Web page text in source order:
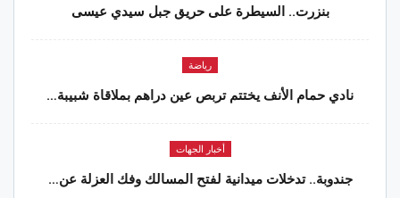
بنزرت.. السيطرة على حريق جبل سيدي عيسى
رياضة
نادي حمام الأنف يختتم تربص عين دراهم بملاقاة شبيبة…
أخبار الجهات
جندوبة.. تدخلات ميدانية لفتح المسالك وفك العزلة عن…